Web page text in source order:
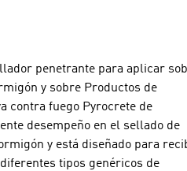
penetrante para aplicar
y sobre Productos de
contra fuego Pyrocrete de
desempeño en el sellado de
y está diseñado para
tipos genéricos de